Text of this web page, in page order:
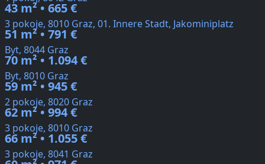
43 m² • 665 €
3 pokoje, 8010 Graz, 01. Innere Stadt, Jakominiplatz
51 m² • 791 €
Byt, 8044 Graz
70 m² • 1.094 €
Byt, 8010 Graz
59 m² • 945 €
2 pokoje, 8020 Graz
62 m² • 994 €
3 pokoje, 8010 Graz
66 m² • 1.055 €
3 pokoje, 8041 Graz